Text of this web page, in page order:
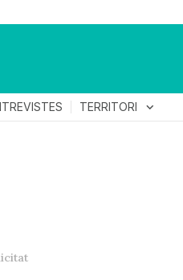
TERRITORI expand_more